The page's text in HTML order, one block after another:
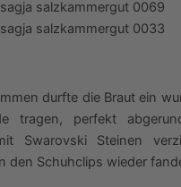
durfte die Braut ein
tragen, perfekt
Swarovski Steinen
den Schuhclips wieder